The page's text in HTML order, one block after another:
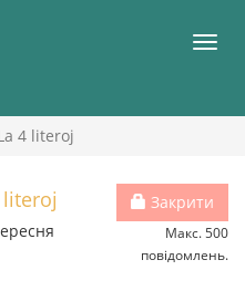
4 literoj
Закрити
Макс. 500
повідомлень.
literoj